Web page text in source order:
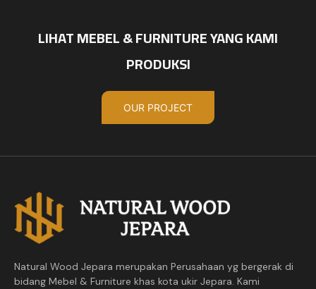
LIHAT MEBEL & FURNITURE YANG KAMI
PRODUKSI
OUR PROJECT
Natural Wood Jepara merupakan Perusahaan yg bergerak di
bidang Mebel & Furniture khas kota ukir Jepara. Kami